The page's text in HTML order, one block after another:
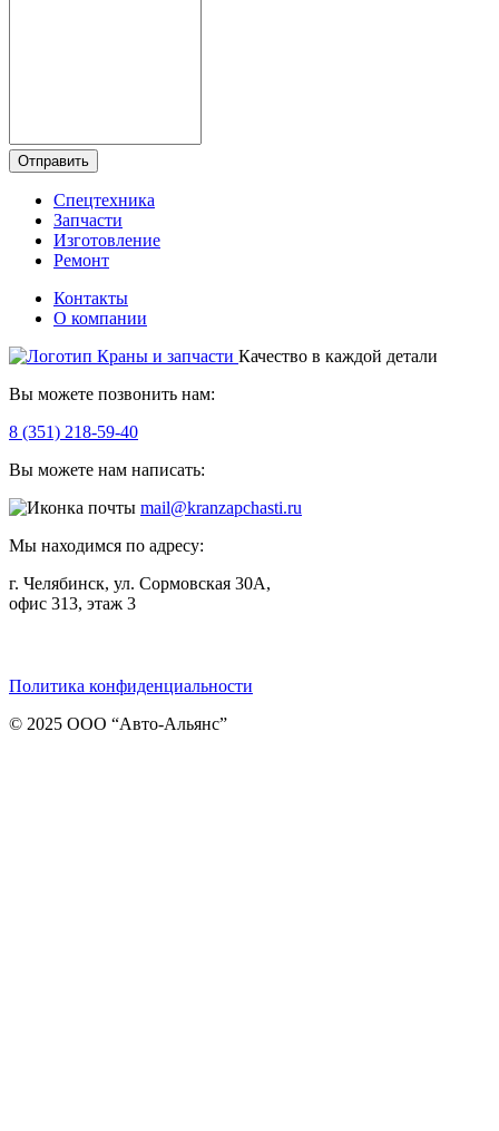
Отправить
Спецтехника
Запчасти
Изготовление
Ремонт
Контакты
О компании
Качество в каждой детали
Вы можете позвонить нам:
8 (351) 218-59-40
Вы можете нам написать:
mail@kranzapchasti.ru
Мы находимся по адресу:
г. Челябинск, ул. Сормовская 30А,
офис 313, этаж 3
Политика конфиденциальности
© 2025 ООО “Авто-Альянс”